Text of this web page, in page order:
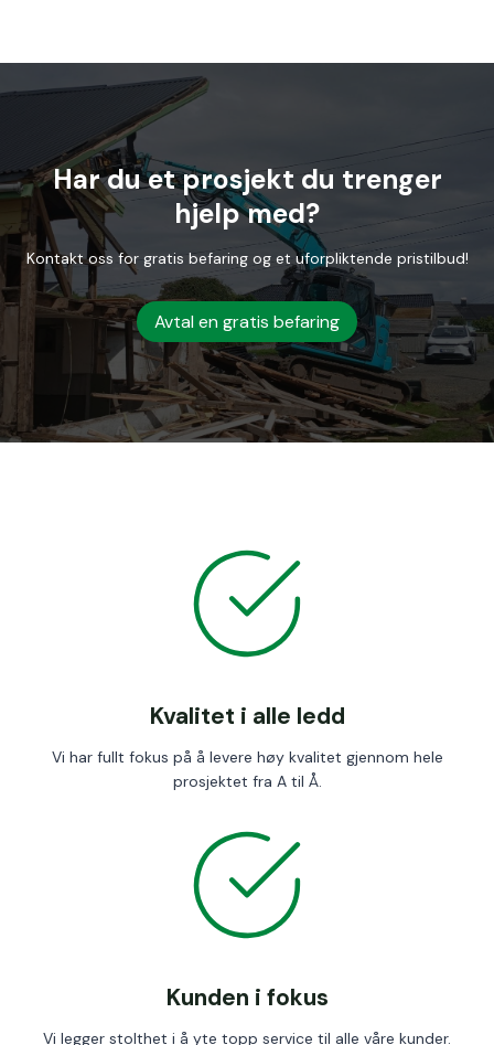
Har du et prosjekt du trenger
hjelp med?
Kontakt oss for gratis befaring og et uforpliktende pristilbud!
Avtal en gratis befaring
Kvalitet i alle ledd
Vi har fullt fokus på å levere høy kvalitet gjennom hele
prosjektet fra A til Å.
Kunden i fokus
Vi legger stolthet i å yte topp service til alle våre kunder.